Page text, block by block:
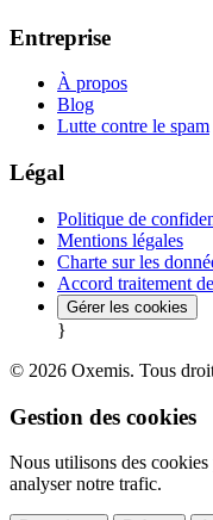
Entreprise
À propos
Blog
Lutte contre le spam
Légal
Politique de
Mentions légales
Charte sur les
Accord traitement
Gérer les cookies
}
© 2026 Oxemis. Tous
Gestion des cookies
Nous utilisons des
analyser notre trafic.